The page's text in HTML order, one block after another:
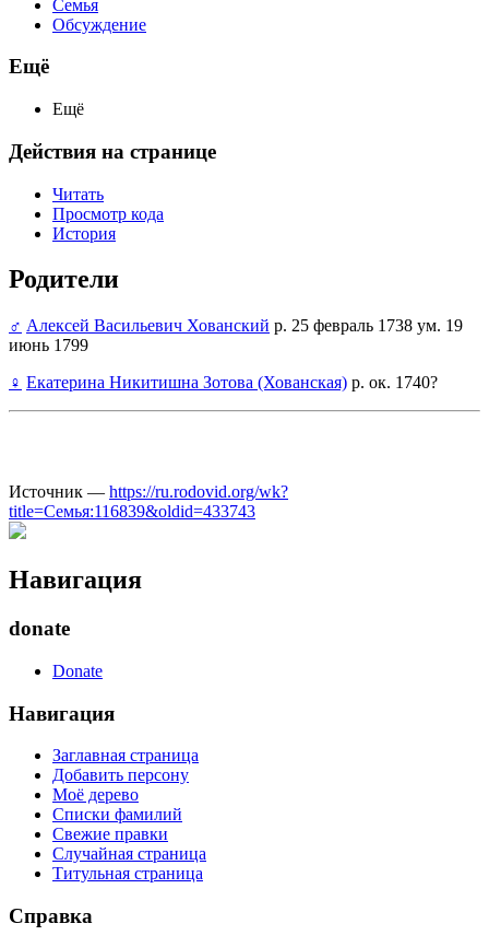
Семья
Обсуждение
Ещё
Ещё
Действия на странице
Читать
Просмотр кода
История
Родители
♂ Алексей Васильевич Хованский р. 25 февраль 1738 ум. 19
июнь 1799
♀ Екатерина Никитишна Зотова (Хованская) р. ок. 1740?
Источник — https://ru.rodovid.org/wk?
title=Семья:116839&oldid=433743
Навигация
donate
Donate
Навигация
Заглавная страница
Добавить персону
Моё дерево
Списки фамилий
Свежие правки
Случайная страница
Титульная страница
Справка